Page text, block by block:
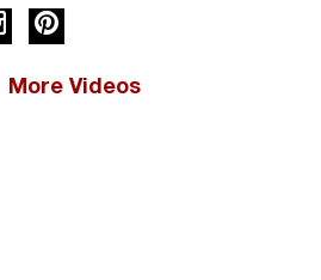
More Videos